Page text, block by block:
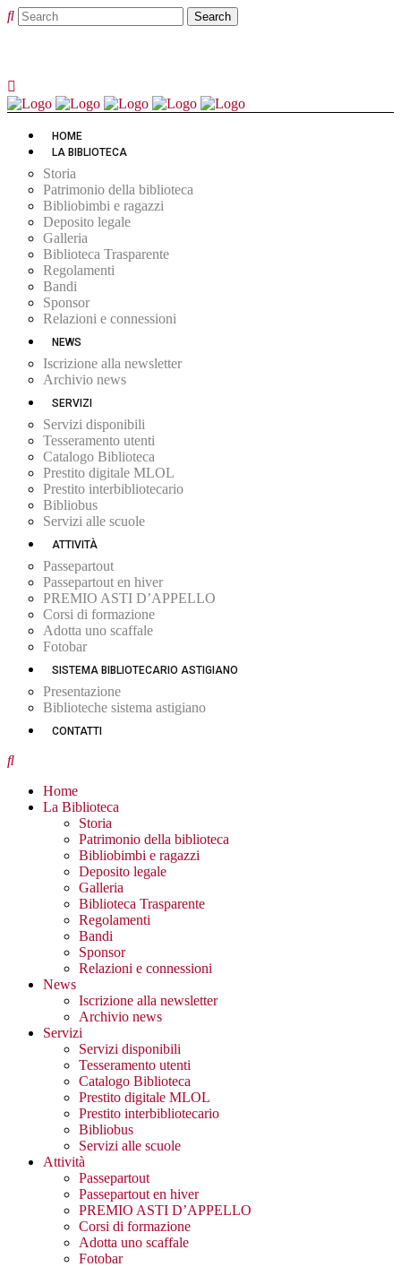
HOME
LA BIBLIOTECA
Storia
Patrimonio della biblioteca
Bibliobimbi e ragazzi
Deposito legale
Galleria
Biblioteca Trasparente
Regolamenti
Bandi
Sponsor
Relazioni e connessioni
NEWS
Iscrizione alla newsletter
Archivio news
SERVIZI
Servizi disponibili
Tesseramento utenti
Catalogo Biblioteca
Prestito digitale MLOL
Prestito interbibliotecario
Bibliobus
Servizi alle scuole
ATTIVITÀ
Passepartout
Passepartout en hiver
PREMIO ASTI D’APPELLO
Corsi di formazione
Adotta uno scaffale
Fotobar
SISTEMA BIBLIOTECARIO ASTIGIANO
Presentazione
Biblioteche sistema astigiano
CONTATTI
Home
La Biblioteca
Storia
Patrimonio della biblioteca
Bibliobimbi e ragazzi
Deposito legale
Galleria
Biblioteca Trasparente
Regolamenti
Bandi
Sponsor
Relazioni e connessioni
News
Iscrizione alla newsletter
Archivio news
Servizi
Servizi disponibili
Tesseramento utenti
Catalogo Biblioteca
Prestito digitale MLOL
Prestito interbibliotecario
Bibliobus
Servizi alle scuole
Attività
Passepartout
Passepartout en hiver
PREMIO ASTI D’APPELLO
Corsi di formazione
Adotta uno scaffale
Fotobar